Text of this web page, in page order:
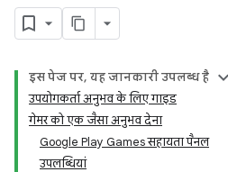
इस पेज पर, यह जानकारी उपलब्ध है
उपयोगकर्ता अनुभव के लिए गाइड
गेमर को एक जैसा अनुभव देना
Google Play Games सहायता पैनल
उपलब्धियां